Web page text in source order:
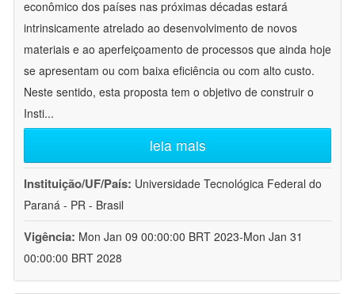
econômico dos países nas próximas décadas estará
intrinsicamente atrelado ao desenvolvimento de novos
materiais e ao aperfeiçoamento de processos que ainda hoje
se apresentam ou com baixa eficiência ou com alto custo.
Neste sentido, esta proposta tem o objetivo de construir o
Insti...
leia mais
Instituição/UF/País: Universidade Tecnológica Federal do
Paraná - PR - Brasil
Vigência: Mon Jan 09 00:00:00 BRT 2023-Mon Jan 31
00:00:00 BRT 2028